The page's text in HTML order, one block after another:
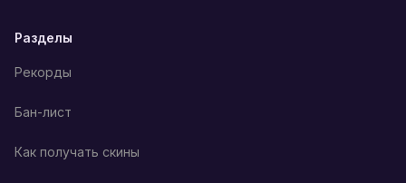
Разделы
Рекорды
Бан-лист
Как получать скины